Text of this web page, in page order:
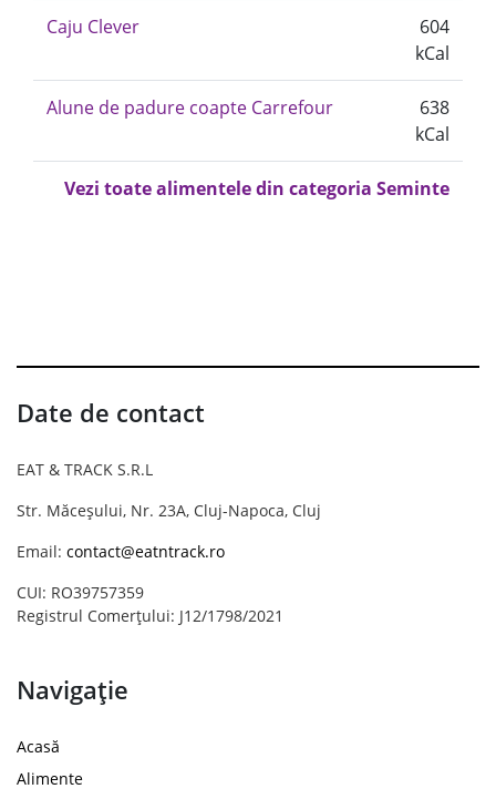
Caju Clever
604
kCal
Alune de padure coapte Carrefour
638
kCal
Vezi toate alimentele din categoria Seminte
Date de contact
EAT & TRACK S.R.L
Str. Măceșului, Nr. 23A, Cluj-Napoca, Cluj
Email: contact@eatntrack.ro
CUI: RO39757359
Registrul Comerțului: J12/1798/2021
Navigație
Acasă
Alimente